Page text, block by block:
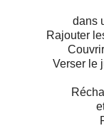
dans
Rajouter
Verser le